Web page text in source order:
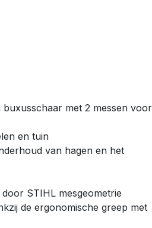
met 2 messen voor
en tuin
van hagen en het
STIHL mesgeometrie
de ergonomische greep met